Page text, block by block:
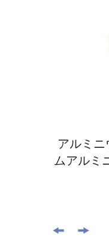
アルミ
ムアルミ